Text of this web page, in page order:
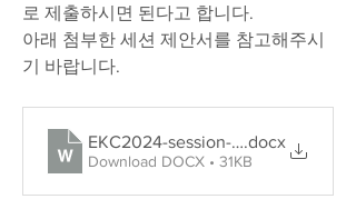
로 제출하시면 된다고 합니다.
아래 첨부한 세션 제안서를 참고해주시
기 바랍니다.
EKC2024-session-proposal-
.docx
Download DOCX • 31KB